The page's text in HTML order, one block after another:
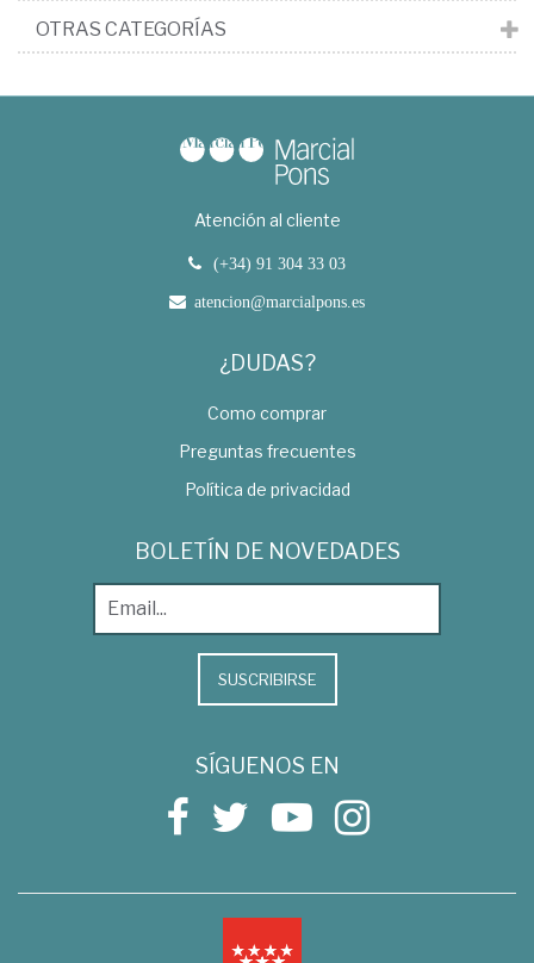
OTRAS CATEGORÍAS
Atención al cliente
(+34) 91 304 33 03
atencion@marcialpons.es
¿DUDAS?
Como comprar
Preguntas frecuentes
Política de privacidad
BOLETÍN DE NOVEDADES
SUSCRIBIRSE
SÍGUENOS EN